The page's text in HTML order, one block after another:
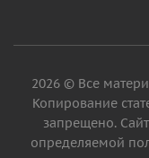
2026 © Все
Копирование
запрещено.
определяемой